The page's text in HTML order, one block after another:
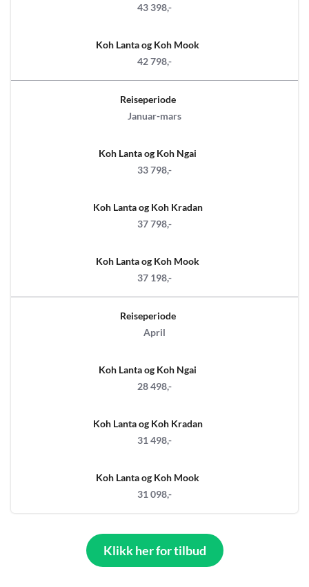
43 398,-
Koh Lanta og Koh Mook
42 798,-
Reiseperiode
Januar-mars
Koh Lanta og Koh Ngai
33 798,-
Koh Lanta og Koh Kradan
37 798,-
Koh Lanta og Koh Mook
37 198,-
Reiseperiode
April
Koh Lanta og Koh Ngai
28 498,-
Koh Lanta og Koh Kradan
31 498,-
Koh Lanta og Koh Mook
31 098,-
Klikk her for tilbud